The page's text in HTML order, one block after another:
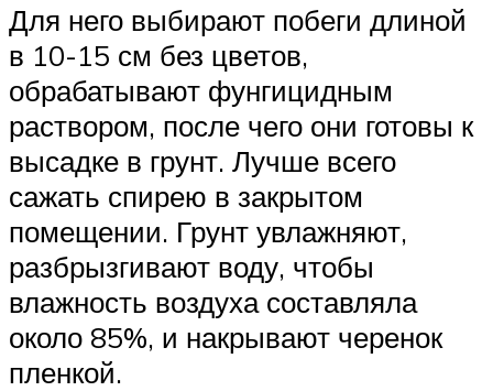
Для него выбирают побеги длиной
в 10-15 см без цветов,
обрабатывают фунгицидным
раствором, после чего они готовы к
высадке в грунт. Лучше всего
сажать спирею в закрытом
помещении. Грунт увлажняют,
разбрызгивают воду, чтобы
влажность воздуха составляла
около 85%, и накрывают черенок
пленкой.